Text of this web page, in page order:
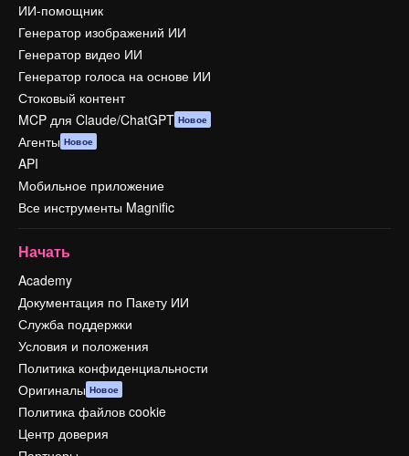
ИИ-помощник
Генератор изображений ИИ
Генератор видео ИИ
Генератор голоса на основе ИИ
Стоковый контент
MCP для Claude/ChatGPT Новое
Агенты Новое
API
Мобильное приложение
Все инструменты Magnific
Начать
Academy
Документация по Пакету ИИ
Служба поддержки
Условия и положения
Политика конфиденциальности
Оригиналы Новое
Политика файлов cookie
Центр доверия